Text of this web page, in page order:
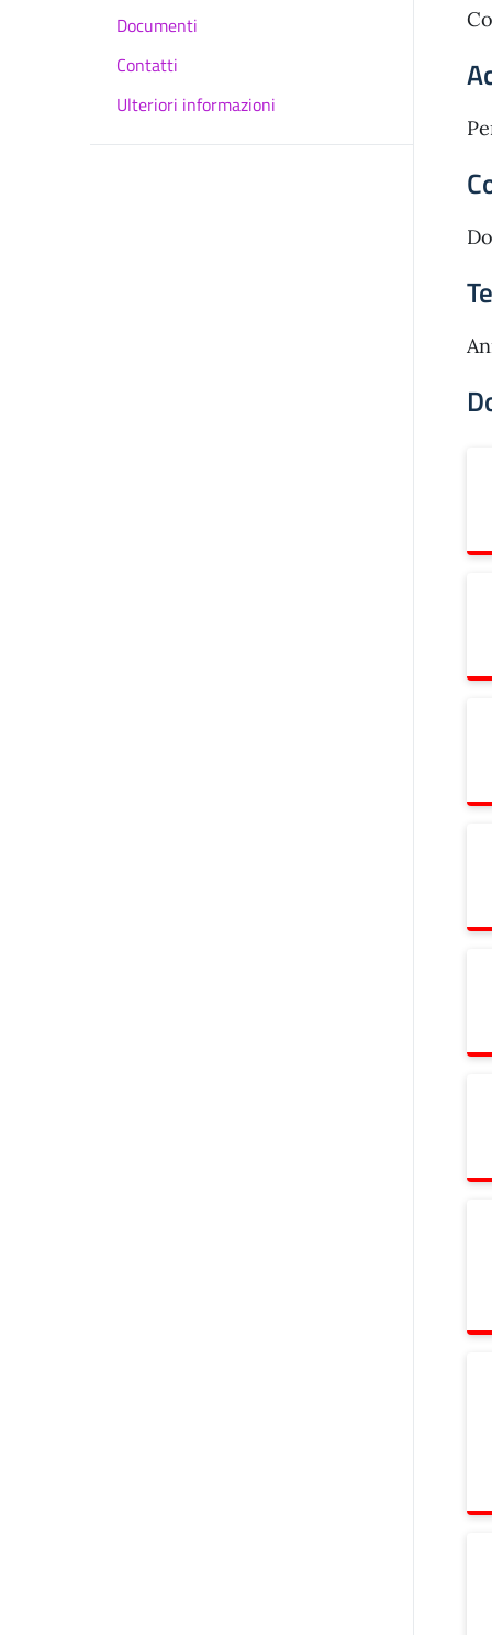
Documenti
Contatti
Ulteriori informazioni